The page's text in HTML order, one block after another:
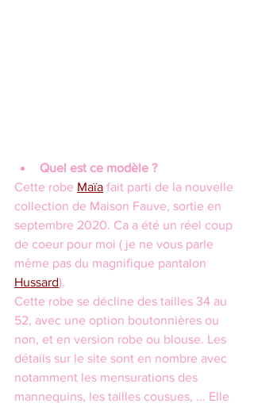
Quel est ce modèle ?
Cette robe Maïa fait parti de la nouvelle
collection de Maison Fauve, sortie en
septembre 2020. Ca a été un réel coup
de coeur pour moi ( je ne vous parle
même pas du magnifique pantalon
Hussard).
Cette robe se décline des tailles 34 au
52, avec une option boutonnières ou
non, et en version robe ou blouse. Les
détails sur le site sont en nombre avec
notamment les mensurations des
mannequins, les tailles cousues, ... Elle